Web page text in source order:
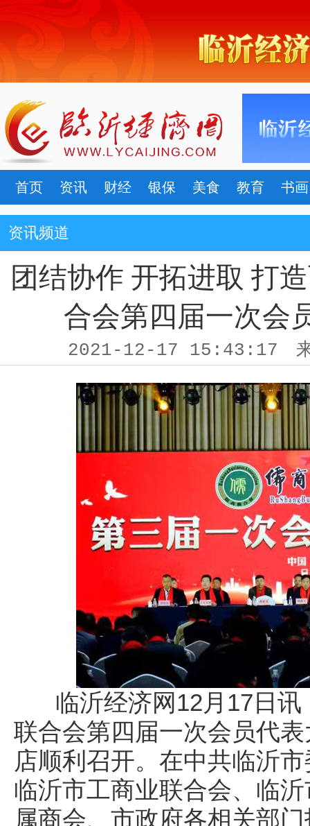
首页 资讯 财经 银保 美食 教育 书画
资讯频道
团结协作 开拓进取 打
合会第四届一次会
2021-12-17 15:43:17
临沂经济网12月17日讯
联合会第四届一次会员代
店顺利召开。在中共临沂
临沂市工商业联合会、临
属商会、市政府各相关部